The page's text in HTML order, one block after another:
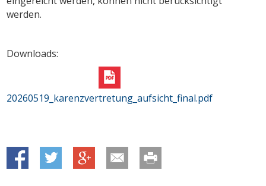
werden.
Downloads:
20260519_karenzvertretung_aufsicht_final.pdf